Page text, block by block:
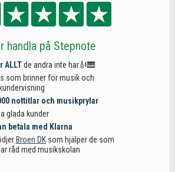
handla på Stepnote
ALLTde andra inte har🎻🎹
som brinner för musik och
nottitlar och musikprylar
glada kunder
betala med Klarna
Broen DKsom hjälper de som
råd med musikskolan